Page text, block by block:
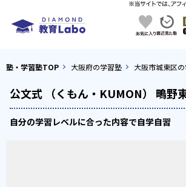
塾・学習塾TOP 大阪府の学習塾 大阪市城東区
公文式 （くもん・KUMON） 鴫野
自分の学習レベルに合った内容で自学自習